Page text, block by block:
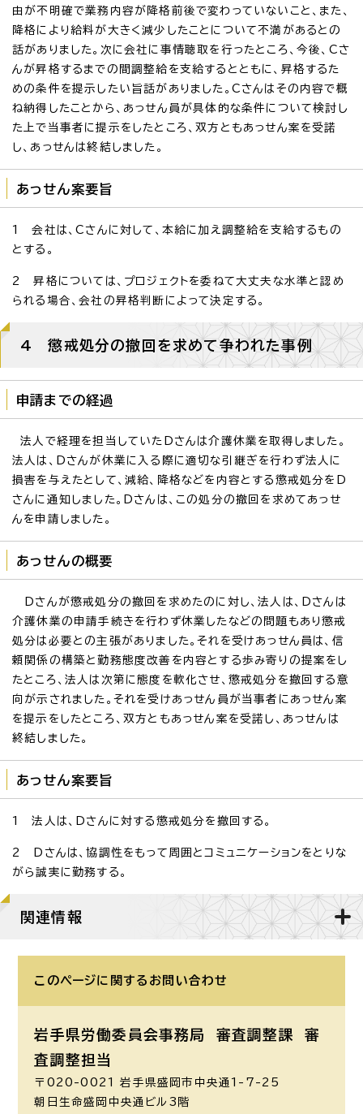
由が不明確で業務内容が降格前後で変わっていないこと、また、
降格により給料が大きく減少したことについて不満があるとの
話がありました。次に会社に事情聴取を行ったところ、今後、Cさ
んが昇格するまでの間調整給を支給するとともに、昇格するた
めの条件を提示したい旨話がありました。Cさんはその内容で概
ね納得したことから、あっせん員が具体的な条件について検討し
た上で当事者に提示をしたところ、双方ともあっせん案を受諾
し、あっせんは終結しました。
あっせん案要旨
1 会社は、Cさんに対して、本給に加え調整給を支給するもの
とする。
2 昇格については、プロジェクトを委ねて大丈夫な水準と認め
られる場合、会社の昇格判断によって決定する。
4 懲戒処分の撤回を求めて争われた事例
申請までの経過
法人で経理を担当していたDさんは介護休業を取得しました。
法人は、Dさんが休業に入る際に適切な引継ぎを行わず法人に
損害を与えたとして、減給、降格などを内容とする懲戒処分をD
さんに通知しました。Dさんは、この処分の撤回を求めてあっせ
んを申請しました。
あっせんの概要
Dさんが懲戒処分の撤回を求めたのに対し、法人は、Dさんは
介護休業の申請手続きを行わず休業したなどの問題もあり懲戒
処分は必要との主張がありました。それを受けあっせん員は、信
頼関係の構築と勤務態度改善を内容とする歩み寄りの提案をし
たところ、法人は次第に態度を軟化させ、懲戒処分を撤回する意
向が示されました。それを受けあっせん員が当事者にあっせん案
を提示をしたところ、双方ともあっせん案を受諾し、あっせんは
終結しました。
あっせん案要旨
1 法人は、Dさんに対する懲戒処分を撤回する。
2 Dさんは、協調性をもって周囲とコミュニケーションをとりな
がら誠実に勤務する。
関連情報
このページに関する お問い合わせ
岩手県労働委員会事務局 審査調整課
審
査調整担当
〒020-0021 岩手県盛岡市中央通1-7-25
朝日生命盛岡中央通ビル3階